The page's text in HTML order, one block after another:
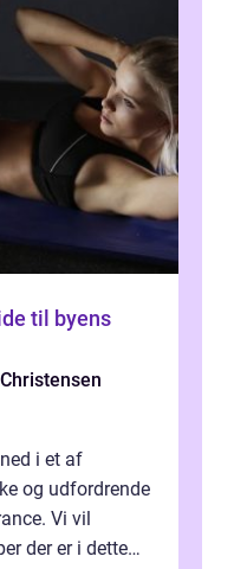
til byens
i et af
og udfordrende
Vi vil
der er i dette